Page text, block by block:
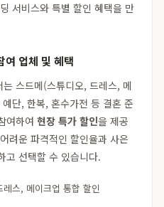
서비스와 특별 할인 혜택을 만
여 업체 및 혜택
스드메(스튜디오, 드레스, 메
단, 한복, 혼수가전 등 결혼 준
여하여 현장 특가 할인을 제공
려운 파격적인 할인율과 사은
고 선택할 수 있습니다.
스, 메이크업 통합 할인